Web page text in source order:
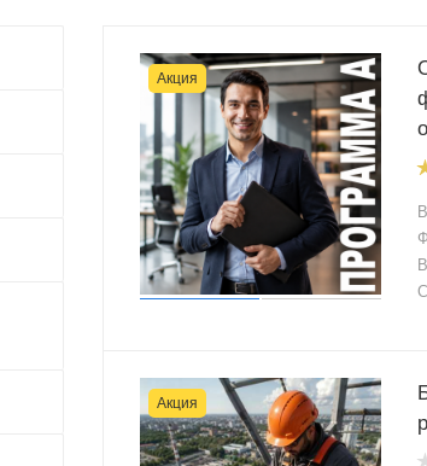
Акция
Акция